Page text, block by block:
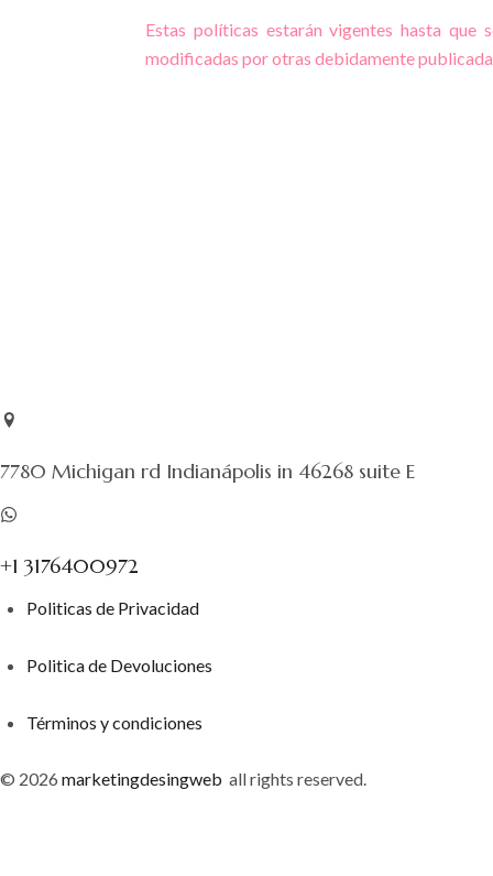
Estas políticas estarán vigentes hasta que
modificadas por otras debidamente
7780 Michigan rd Indianápolis in 46268 suite E
+1 3176400972
Politicas de Privacidad
Politica de Devoluciones
Términos y condiciones
© 2026 marketingdesingweb all rights reserved.